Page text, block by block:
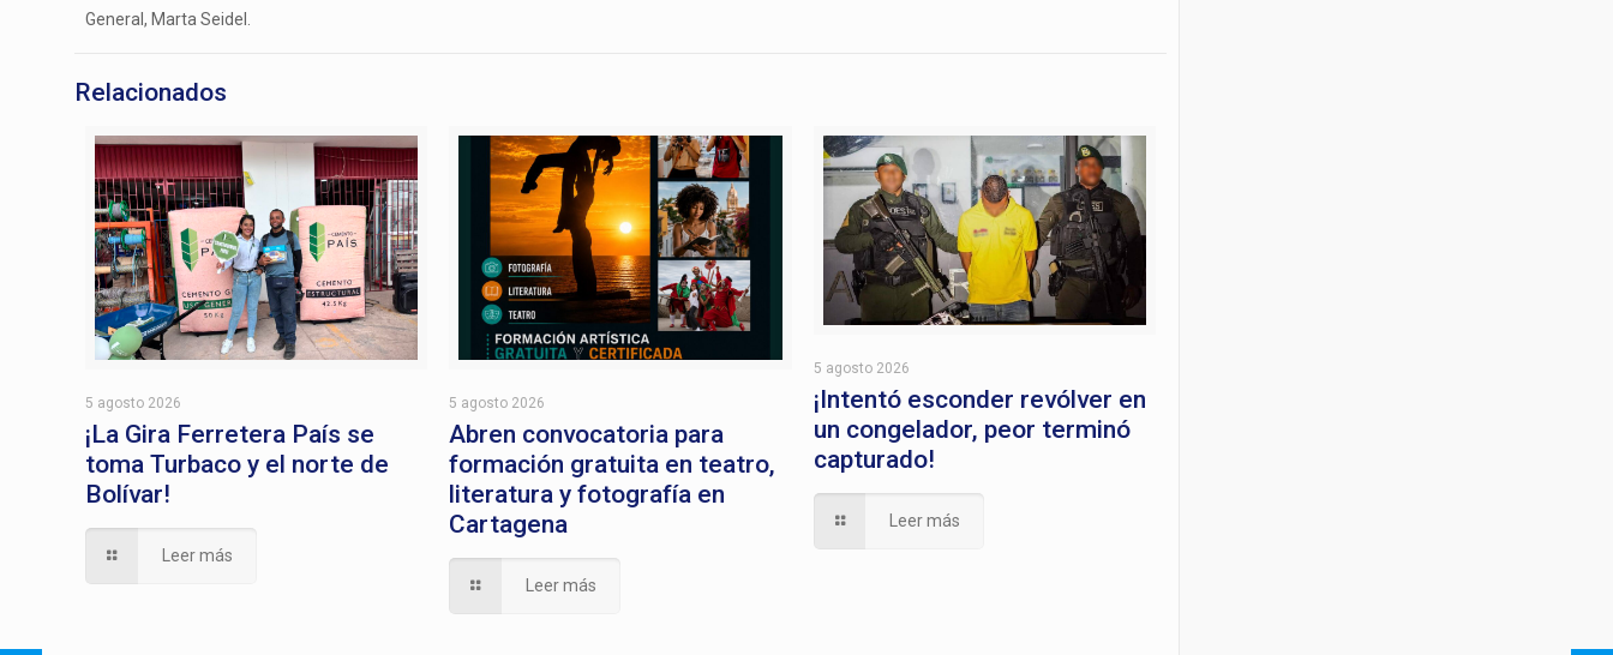
General, Marta Seidel.
Relacionados
5 agosto 2026
¡La Gira Ferretera País se
toma Turbaco y el norte de
Bolívar!
Leer más
5 agosto 2026
Abren convocatoria para
formación gratuita en teatro,
literatura y fotografía en
Cartagena
Leer más
5 agosto 2026
¡Intentó esconder revólver en
un congelador, peor terminó
capturado!
Leer más